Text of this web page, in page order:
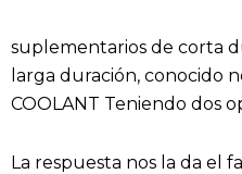
suplementarios de corta
larga duración, conocido
COOLANT Teniendo dos
La respuesta nos la da el